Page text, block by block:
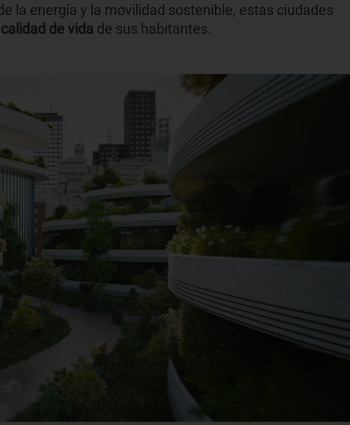
la energía y la movilidad sostenible, estas ciudades
de vida de sus habitantes.